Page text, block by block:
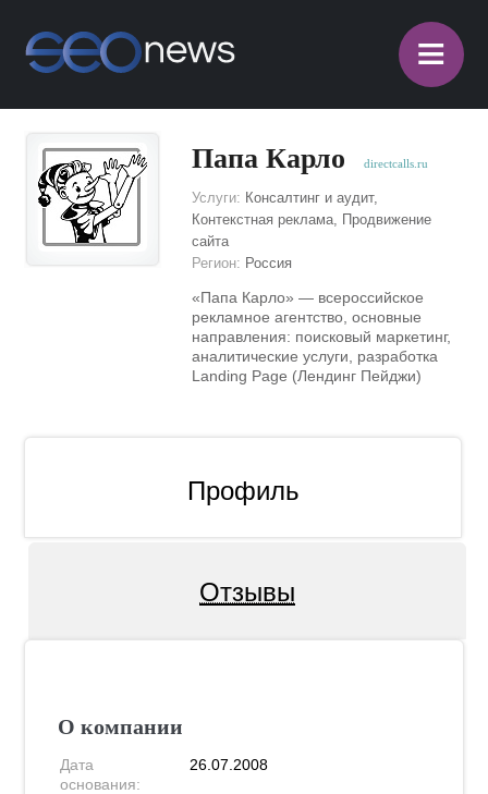
≡
Папа Карло directcalls.ru
Услуги: Консалтинг и аудит,
Контекстная реклама, Продвижение
сайта
Регион: Россия
«Папа Карло» — всероссийское
рекламное агентство, основные
направления: поисковый маркетинг,
аналитические услуги, разработка
Landing Page (Лендинг Пейджи)
Профиль
Отзывы
О компании
Дата
основания:
26.07.2008